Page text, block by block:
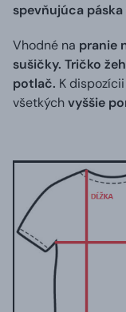
spevňujúca
Vhodné na pranie
sušičky. Tričko
potlač. K
všetkýchvyššie